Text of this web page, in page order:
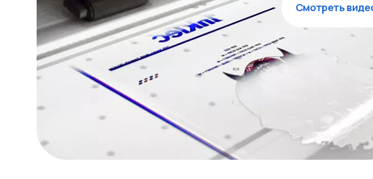
Смотреть